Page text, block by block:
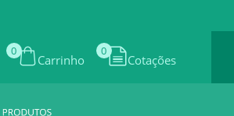
Carrinho
0
Cotações
0